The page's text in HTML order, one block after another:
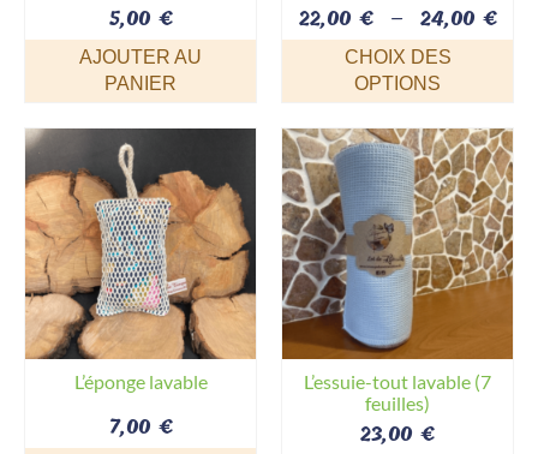
page
du
produit
5,00 €
AJOUTER AU
PANIER
22,00 € – 24,00 €
de
à
CHOIX DES
OPTIONS
produit
a
plusieurs
variations.
Les
options
peuvent
être
choisies
sur
la
page
L’éponge lavable
7,00 €
L’essuie-tout lavable (7
feuilles)
23,00 €